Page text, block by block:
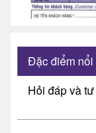
Đặc điểm nổi
Hỏi đáp và